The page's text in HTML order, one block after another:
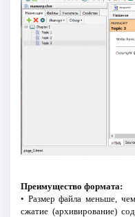
Преимущество формата:
• Размер файла меньше,
сжатие (архивирование)